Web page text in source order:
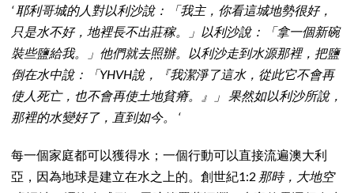
‘ 耶利哥城的人對以利沙說：「我主，你看這城地勢很好，
只是水不好，地裡長不出莊稼。」以利沙說：「拿一個新碗
裝些鹽給我。」他們就去照辦。以利沙走到水源那裡，把鹽
倒在水中說：「YHVH說，『我潔淨了這水，從此它不會再
使人死亡，也不會再使土地貧瘠。』」 果然如以利沙所說，
那裡的水變好了，直到如今。 ‘
每一個家庭都可以獲得水；一個行動可以直接流遍澳大利
亞，因為地球是建立在水之上的。創世紀1:2 那時，大地空